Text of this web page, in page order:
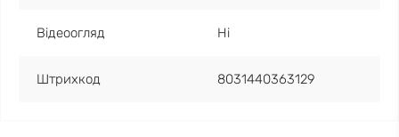
Відеоогляд Ні
Штрихкод 8031440363129